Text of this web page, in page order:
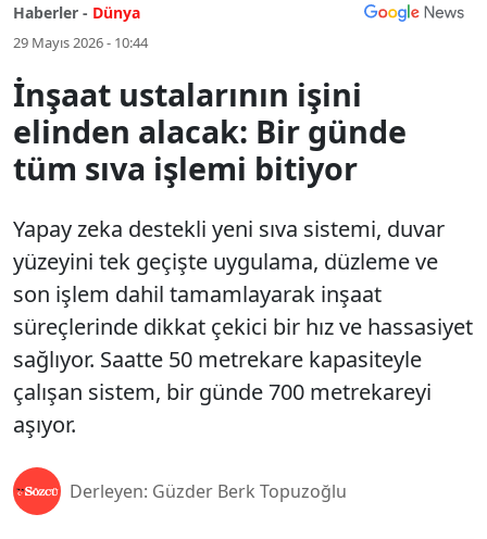
Haberler - Dünya
29 Mayıs 2026 - 10:44
İnşaat ustalarının işini
elinden alacak: Bir günde
tüm sıva işlemi bitiyor
Yapay zeka destekli yeni sıva sistemi, duvar
yüzeyini tek geçişte uygulama, düzleme ve
son işlem dahil tamamlayarak inşaat
süreçlerinde dikkat çekici bir hız ve hassasiyet
sağlıyor. Saatte 50 metrekare kapasiteyle
çalışan sistem, bir günde 700 metrekareyi
aşıyor.
Derleyen: Güzder Berk Topuzoğlu